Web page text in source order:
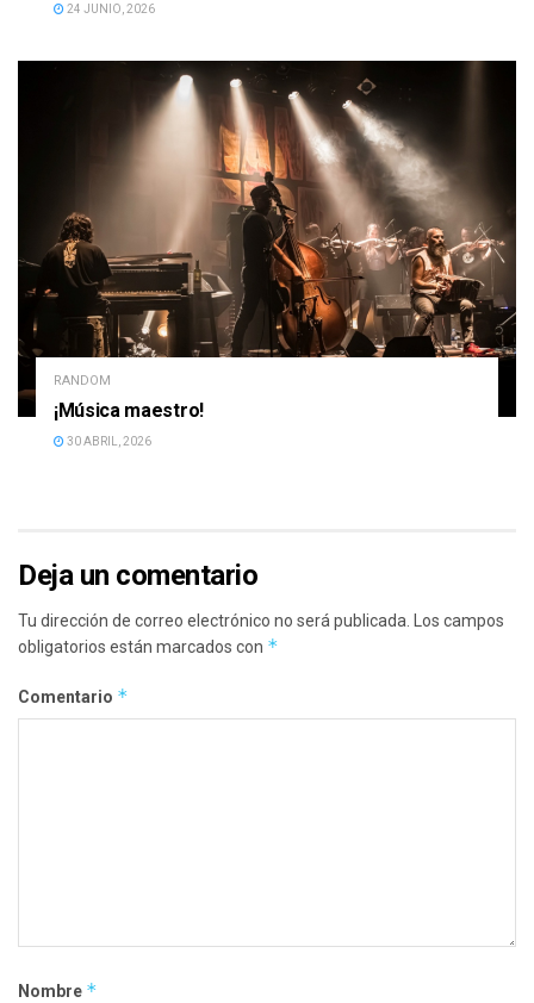
24 JUNIO, 2026
RANDOM
¡Música maestro!
30 ABRIL, 2026
Deja un comentario
Tu dirección de correo electrónico no será publicada. Los campos
obligatorios están marcados con *
Comentario *
Nombre *